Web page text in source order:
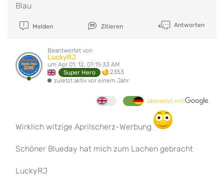
Blau
Melden Zitieren Antworten
Beantwortet von
LuckyRJ
um Apr 01, 12, 07:15:33 AM
Super Hero
2353
zuletzt aktiv vor einem Jahr
übersetzt mit
Wirklich witzige Aprilscherz-Werbung
Schöner Blueday hat mich zum Lachen gebracht
LuckyRJ